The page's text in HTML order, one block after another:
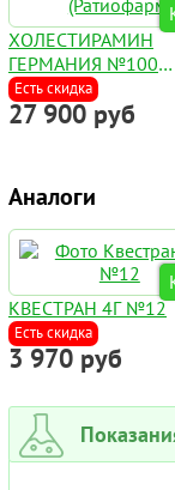
ХОЛЕСТИРАМИН
ГЕРМАНИЯ №100
(РАТИОФАРМ)
Есть скидка
27 900 руб
Аналоги
КВЕСТРАН 4Г №12
Есть скидка
3 970 руб